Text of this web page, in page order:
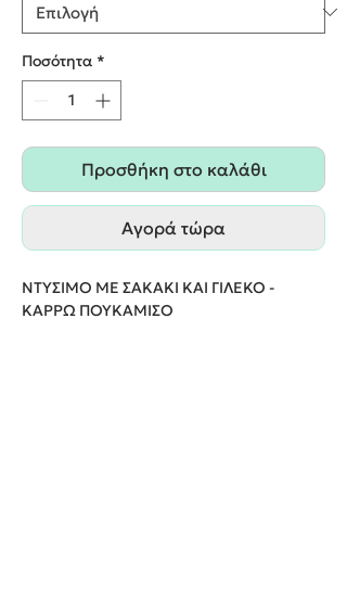
Ποσότητα *
Προσθήκη στο καλάθι
Αγορά τώρα
ΝΤΥΣΙΜΟ ΜΕ ΣΑΚΑΚΙ KAI ΓΙΛΕΚΟ -
ΚΑΡΡΩ ΠΟΥΚΑΜΙΣΟ